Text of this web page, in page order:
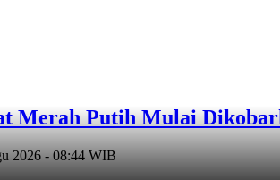
Merah Putih Mulai
2026 - 08:44 WIB